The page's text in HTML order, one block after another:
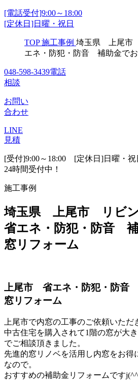
[電話受付]9:00～18:00
[定休日]日曜・祝日
TOP 施工事例 埼玉県 上尾市
エネ・防犯・防音 補助金で
048-598-3439電話
相談
お問い
合わせ
LINE
見積
[受付]9:00～18:00 [定休日]日曜・祝
24時間受付中！
施工事例
埼玉県 上尾市 リビ
省エネ・防犯・防音
窓リフォーム
上尾市 省エネ・防犯・防音
窓リフォーム
上尾市で内窓の工事のご依頼いただ
中古住宅を購入されて1階の窓が大
でご相談頂きました。
先進的窓リノベを活用し内窓をお得
なので。
おすすめの補助金リフォームです